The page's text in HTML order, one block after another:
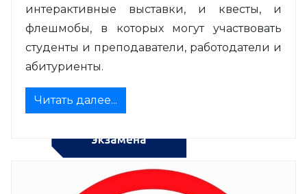
интерактивные выставки, и квесты, и
флешмобы, в которых могут участвовать
студенты и преподаватели, работодатели и
абитуриенты.
Читать далее...